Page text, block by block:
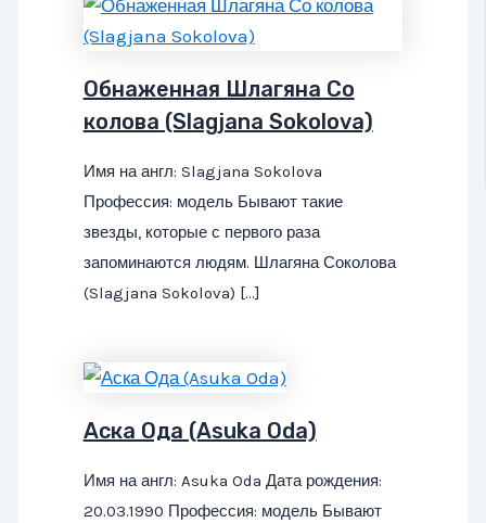
Обнаженная Шлагяна Со
колова (Slagjana Sokolova)
Имя на англ: Slagjana Sokolova
Профессия: модель Бывают такие
звезды, которые с первого раза
запоминаются людям. Шлагяна Соколова
(Slagjana Sokolova) […]
Аска Ода (Asuka Oda)
Имя на англ: Asuka Oda Дата рождения:
20.03.1990 Профессия: модель Бывают